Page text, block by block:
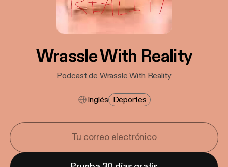
Wrassle With Reality
Podcast de Wrassle With Reality
Inglés Deportes